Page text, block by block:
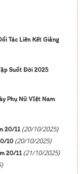
Tác Liên Kết Giảng
Suốt Đời 2025
Phụ Nữ VIệt Nam
20/11 (20/10/2025)
10 (20/10/2025)
20/11 (21/10/2025)